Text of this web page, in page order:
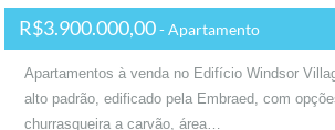
R$3.900.000,00- Apartamento
Apartamentos à venda no Edifício Windsor
alto padrão, edificado pela Embraed, com
churrasqueira a carvão, área…